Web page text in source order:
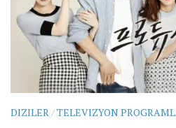
DIZILER/TELEVIZYON